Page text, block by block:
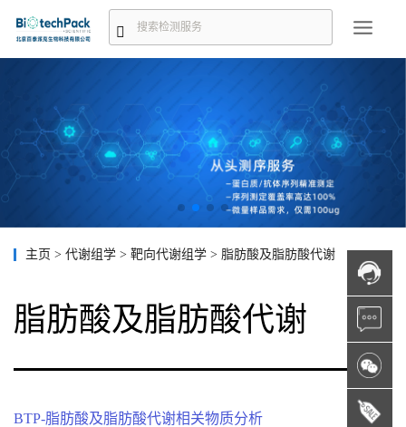
主页 > 代谢组学 > 靶向代谢组学 > 脂肪酸及脂肪酸代谢
脂肪酸及脂肪酸代谢
BTP-脂肪酸及脂肪酸代谢相关物质分析